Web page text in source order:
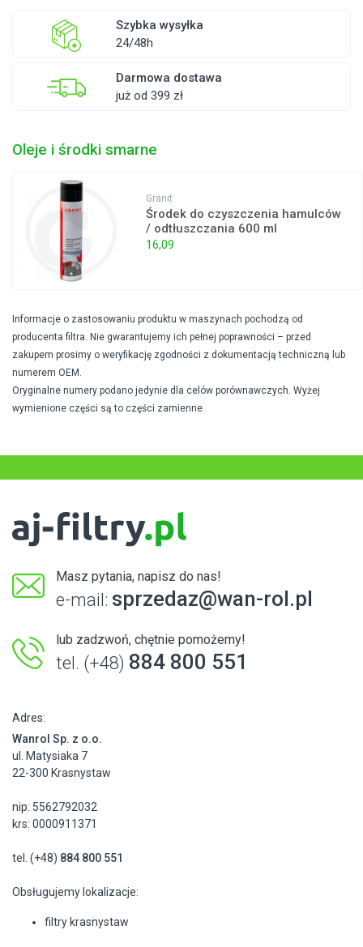
Szybka wysyłka
24/48h
Darmowa dostawa
już od 399 zł
Oleje i środki smarne
Granit
Środek do czyszczenia hamulców
/ odtłuszczania 600 ml
16,09
Informacje o zastosowaniu produktu w maszynach pochodzą od
producenta filtra. Nie gwarantujemy ich pełnej poprawności – przed
zakupem prosimy o weryfikację zgodności z dokumentacją techniczną lub
numerem OEM.
Oryginalne numery podano jedynie dla celów porównawczych. Wyżej
wymienione części są to części zamienne.
Masz pytania, napisz do nas!
e-mail: sprzedaz@wan-rol.pl
lub zadzwoń, chętnie pomożemy!
tel. (+48) 884 800 551
Adres:
Wanrol Sp. z o.o.
ul. Matysiaka 7
22-300 Krasnystaw
nip: 5562792032
krs: 0000911371
tel. (+48) 884 800 551
Obsługujemy lokalizacje:
filtry krasnystaw